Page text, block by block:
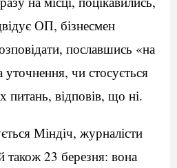
ОП, бізнесмен
пославшись «на
чи стосується
питань, відповів, що ні.
Міндіч, журналісти
також 23 березня: вона